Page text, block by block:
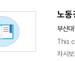
노동
부산
This
차시보